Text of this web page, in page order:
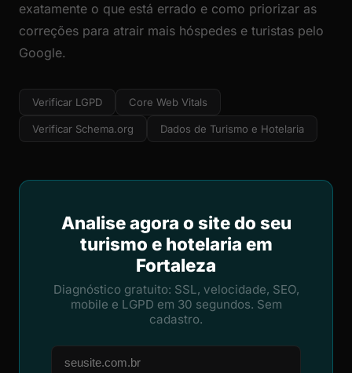
exatamente o que está errado e como priorizar as
correções para atrair mais hóspedes e turistas pelo
Google.
Verificar LGPD Core Web Vitals
Verificar Schema.org Dados de Turismo e Hotelaria
Analise agora o site do seu
turismo e hotelaria em
Fortaleza
Diagnóstico gratuito: SSL, velocidade, SEO,
mobile e LGPD em 30 segundos. Sem
cadastro.